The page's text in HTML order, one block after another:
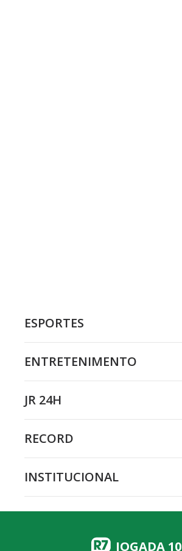
ESPORTES
ENTRETENIMENTO
JR 24H
RECORD
INSTITUCIONAL
JOGADA 10